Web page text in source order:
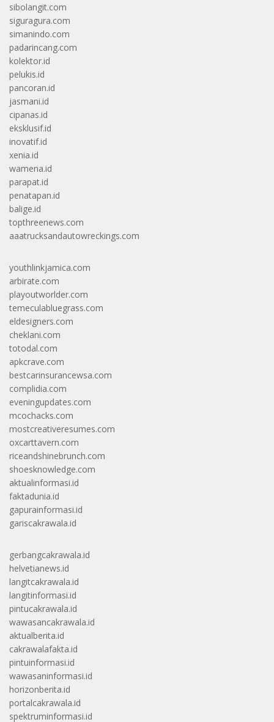
sibolangit.com
siguragura.com
simanindo.com
padarincang.com
kolektor.id
pelukis.id
pancoran.id
jasmani.id
cipanas.id
eksklusif.id
inovatif.id
xenia.id
wamena.id
parapat.id
penatapan.id
balige.id
topthreenews.com
aaatrucksandautowreckings.com
youthlinkjamica.com
arbirate.com
playoutworlder.com
temeculabluegrass.com
eldesigners.com
cheklani.com
totodal.com
apkcrave.com
bestcarinsurancewsa.com
complidia.com
eveningupdates.com
mcochacks.com
mostcreativeresumes.com
oxcarttavern.com
riceandshinebrunch.com
shoesknowledge.com
aktualinformasi.id
faktadunia.id
gapurainformasi.id
gariscakrawala.id
gerbangcakrawala.id
helvetianews.id
langitcakrawala.id
langitinformasi.id
pintucakrawala.id
wawasancakrawala.id
aktualberita.id
cakrawalafakta.id
pintuinformasi.id
wawasaninformasi.id
horizonberita.id
portalcakrawala.id
spektruminformasi.id